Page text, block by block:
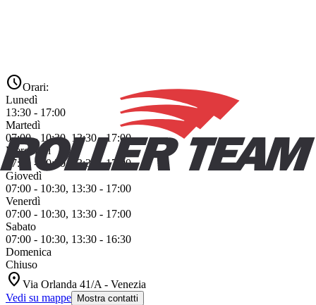
scheduleOrari:
Lunedì
13:30 - 17:00
Martedì
07:00 - 10:30, 13:30 - 17:00
Mercoledì
07:00 - 10:30, 13:30 - 17:00
Giovedì
07:00 - 10:30, 13:30 - 17:00
Venerdì
07:00 - 10:30, 13:30 - 17:00
Sabato
07:00 - 10:30, 13:30 - 16:30
Domenica
Chiuso
location_on Via Orlanda 41/A - Venezia
Vedi su mappe
Mostra contatti